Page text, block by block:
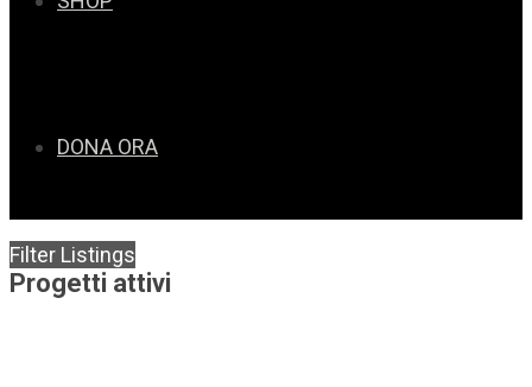
DONA ORA
Filter Listings
Progetti attivi